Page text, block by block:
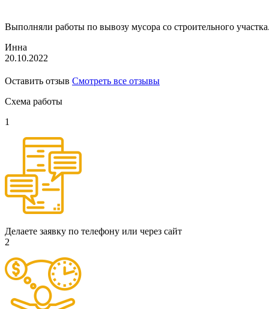
Выполняли работы по вывозу мусора со строительного
Инна
20.10.2022
Оставить отзыв Смотреть все отзывы
Схема работы
1
Делаете заявку по телефону или через сайт
2